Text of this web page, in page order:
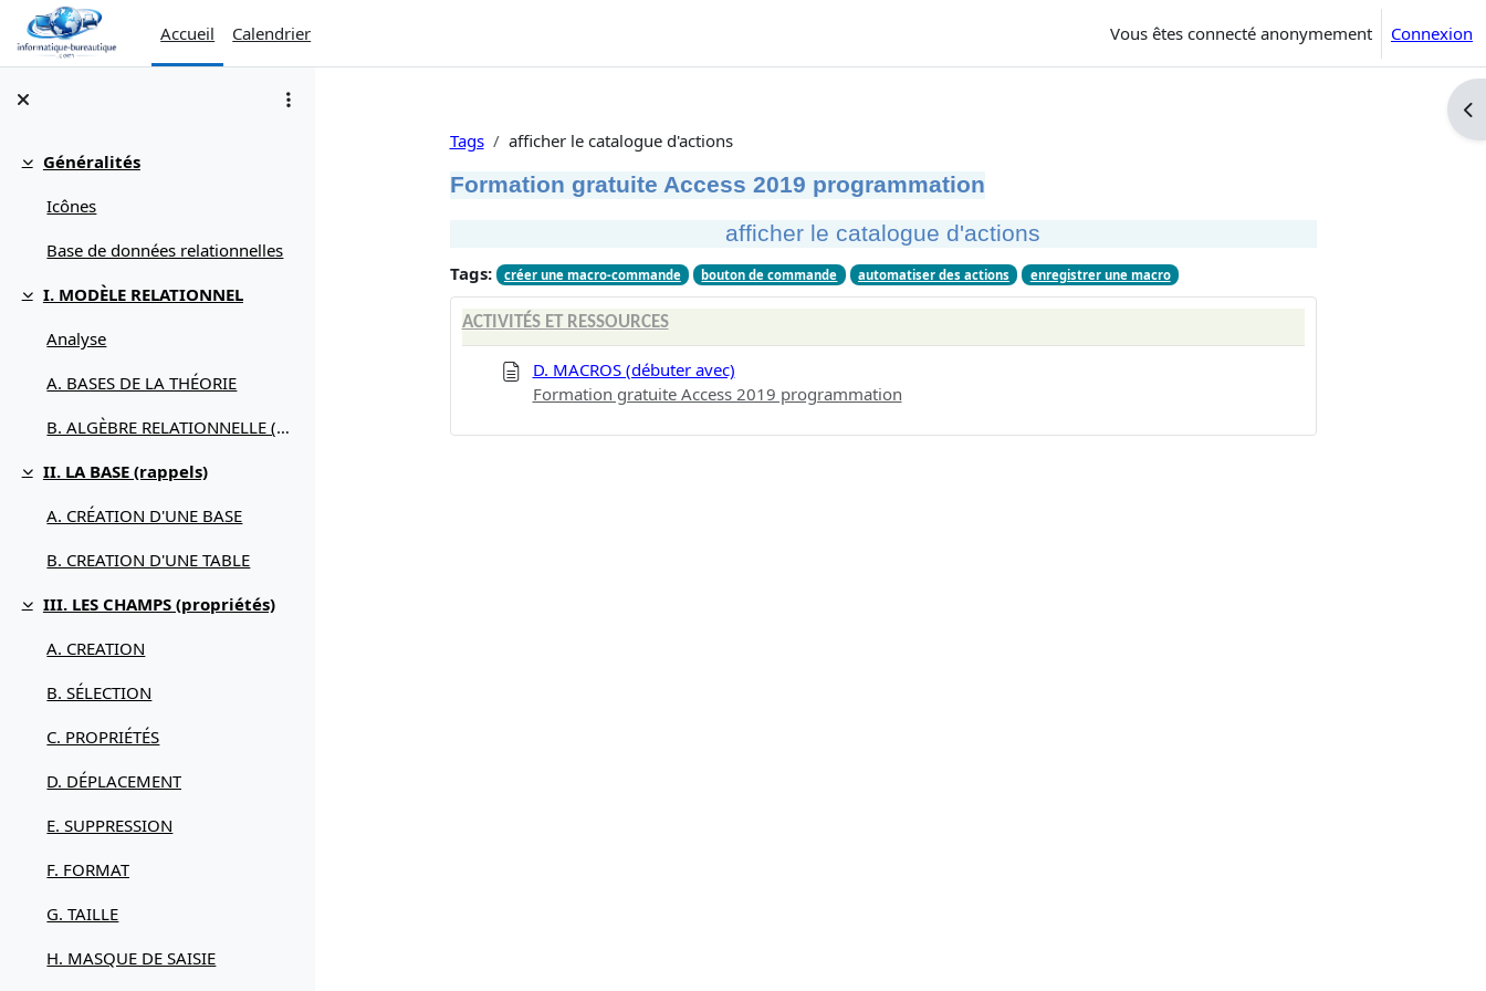
Passer au contenu principal
Accueil
Calendrier Vous êtes connecté anonymement Connexion
Replier
Généralités
Icônes
Base de données relationnelles
Replier
I. MODÈLE RELATIONNEL
Analyse
A. BASES DE LA THÉORIE
B. ALGÈBRE RELATIONNELLE (débuter avec)
Replier
II. LA BASE (rappels)
A. CRÉATION D'UNE BASE
B. CREATION D'UNE TABLE
Replier
III. LES CHAMPS (propriétés)
A. CREATION
B. SÉLECTION
C. PROPRIÉTÉS
D. DÉPLACEMENT
E. SUPPRESSION
F. FORMAT
G. TAILLE
H. MASQUE DE SAISIE
Tags
afficher le catalogue d'actions
Formation gratuite Access 2019 programmation
afficher le catalogue d'actions
Tags: créer une macro-commande bouton de commande automatiser des actions enregistrer une macro
ACTIVITÉS ET RESSOURCES
D. MACROS (débuter avec)
Formation gratuite Access 2019 programmation